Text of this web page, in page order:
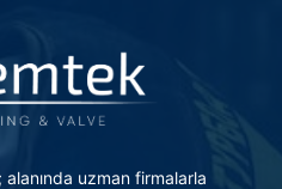
alanında uzman firmalarla